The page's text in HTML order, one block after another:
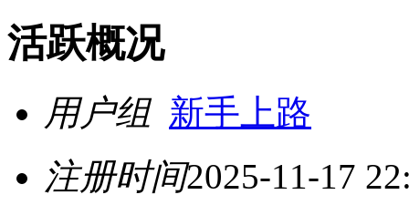
活跃概况
用户组 新手上路
注册时间2025-11-17